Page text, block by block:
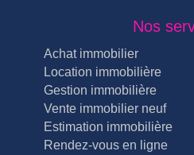
Nos
Achat immobilier
Location immobilière
Gestion immobilière
Vente immobilier neuf
Estimation immobilière
Rendez-vous en ligne